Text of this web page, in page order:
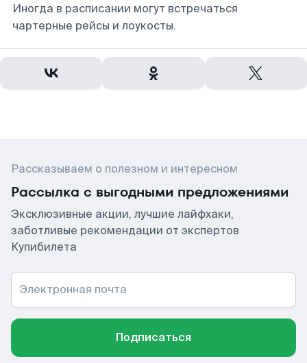
Иногда в расписании могут встречаться
чартерные рейсы и лоукосты.
Рассказываем о полезном и интересном
Рассылка с выгодными предложениями
Эксклюзивные акции, лучшие лайфхаки,
заботливые рекомендации от экспертов
Купибилета
Электронная почта
Подписаться